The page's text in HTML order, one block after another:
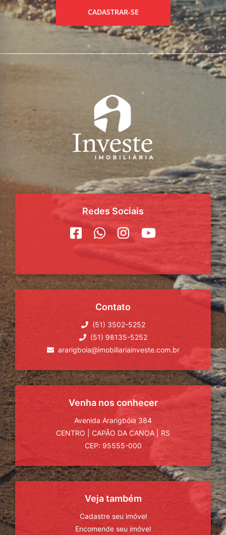
CADASTRAR-SE
Redes Sociais
Contato
(51) 3502-5252
(51) 98135-5252
ararigboia@imobiliariainveste.com.br
Venha nos conhecer
Avenida Ararigbóia 384
CENTRO
CAPÃO DA CANOA
RS
CEP: 95555-000
Veja também
Cadastre seu imóvel
Encomende seu imóvel